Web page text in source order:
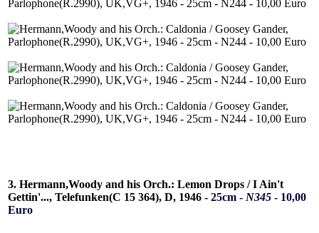
3. Hermann,Woody and his Orch.: Lemon Drops / I Ain't
Gettin'..., Telefunken(C 15 364), D, 1946 - 25cm - N345 - 10,00
Euro